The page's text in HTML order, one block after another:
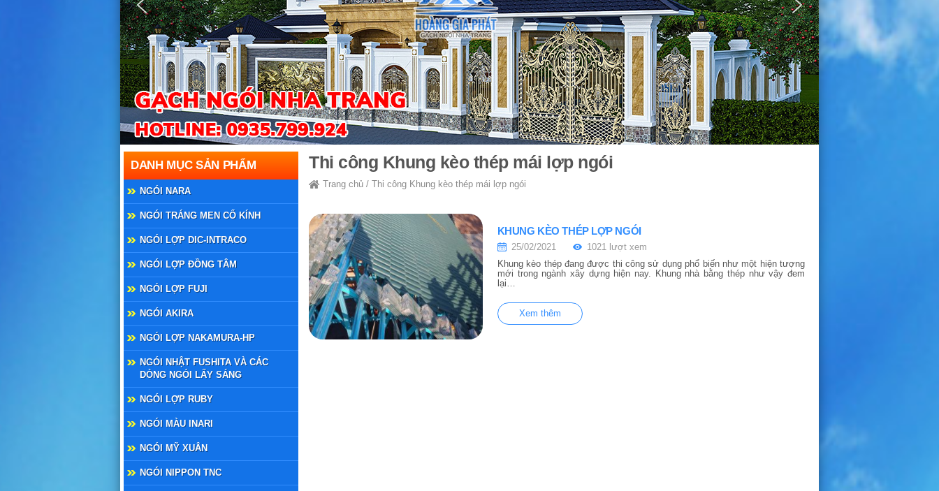
DANH MỤC SẢN PHẨM
NGÓI NARA
NGÓI TRÁNG MEN CỔ KÍNH
NGÓI LỢP DIC-INTRACO
NGÓI LỢP ĐỒNG TÂM
NGÓI LỢP FUJI
NGÓI AKIRA
NGÓI LỢP NAKAMURA-HP
NGÓI NHẬT FUSHITA VÀ CÁC
DÒNG NGÓI LẤY SÁNG
NGÓI LỢP RUBY
NGÓI MÀU INARI
NGÓI MỸ XUÂN
NGÓI NIPPON TNC
Thi công Khung kèo thép mái lợp ngói
Trang chủ / Thi công Khung kèo thép mái lợp ngói
KHUNG KÈO THÉP LỢP NGÓI
25/02/2021
1021 lượt xem
Khung kèo thép đang được thi công sử dụng phổ biến như một hiện tượng
mới trong ngành xây dựng hiện nay. Khung nhà bằng thép như vậy đem
lại…
Xem thêm